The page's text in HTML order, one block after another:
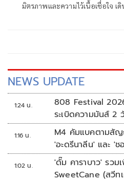
มิตรภาพและความไว้เนื้อเชื่อใจ
NEWS UPDATE
1:24 น.
808 Festival
ระเบิดความมันส์ 2
1:16 น.
M4 คัมแบคตามสั
'อะดรีนาลีน' และ 'ช
1:02 น.
'ดั๊ม คาราบาว' รว
SweetCane (สวีท